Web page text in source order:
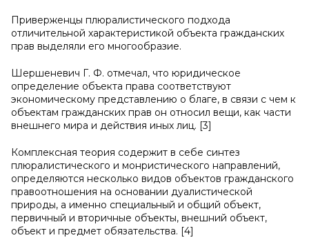
Приверженцы плюралистического подхода
отличительной характеристикой объекта гражданских
прав выделяли его многообразие.
Шершеневич Г. Ф. отмечал, что юридическое
определение объекта права соответствуют
экономическому представлению о благе, в связи с чем к
объектам гражданских прав он относил вещи, как части
внешнего мира и действия иных лиц. [3]
Комплексная теория содержит в себе синтез
плюралистического и монристического направлений,
определяются несколько видов объектов гражданского
правоотношения на основании дуалистической
природы, а именно специальный и общий объект,
первичный и вторичные объекты, внешний объект,
объект и предмет обязательства. [4]